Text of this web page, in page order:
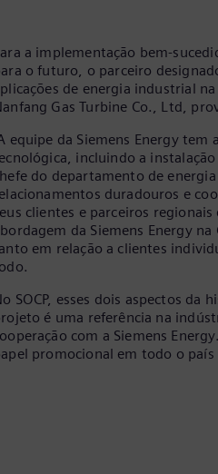
a implementação bem-
o futuro, o parceiro
de energia industrial na
Gas Turbine Co., Ltd,
equipe da Siemens Energy tem
incluindo a instalação
do departamento de energia
duradouros e
clientes e parceiros regionais
da Siemens Energy na
em relação a clientes
SOCP, esses dois aspectos da
é uma referência na
com a Siemens
promocional em todo o